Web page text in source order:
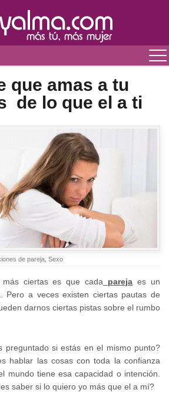
que amas a tu
de lo que el a ti
de pareja Sexo
ciertas es que cada pareja es un
Pero a veces existen ciertas pautas de
darnos ciertas pistas sobre el rumbo
preguntado si estás en el mismo punto?
hablar las cosas con toda la confianza
mundo tiene esa capacidad o intención.
saber si lo quiero yo más que el a mí?